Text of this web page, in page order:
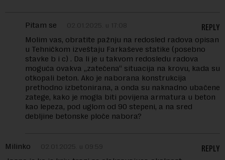
Pitam se 02.01.2025. u 17:08
Molim vas, obratite pažnju na redosled radova opisan
u Tehničkom izveštaju Farkaševe statike (posebno
stavke b i c) . Da li je u takvom redosledu radova
moguća ovakva „zatečena“ situacija na krovu, kada su
otkopali beton. Ako je naborana konstrukcija
prethodno izbetonirana, a onda su naknadno ubačene
zatege, kako je mogla biti povijena armatura u beton
kao lepeza, pod uglom od 90 stepeni, a na sred
debljine betonske ploče nabora?
REPLY
Milinko 02.01.2025. u 09:59 REPLY